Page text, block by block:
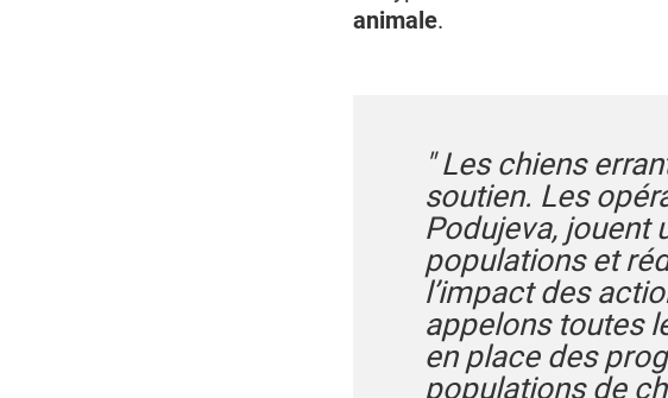
animale.
" Les chiens
soutien. Les
Podujeva, jouent
populations et
l’impact des
appelons toutes
en place des
populations de